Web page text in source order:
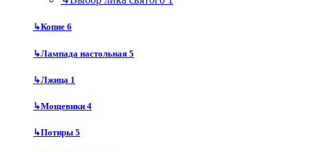
↳Копие 6
↳Лампада настольная 5
↳Лжица 1
↳Мощевики 4
↳Потиры 5